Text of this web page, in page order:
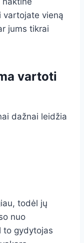
vartojate vieną
jums tikrai
vartoti
dažnai leidžia
todėl jų
nuo
to gydytojas